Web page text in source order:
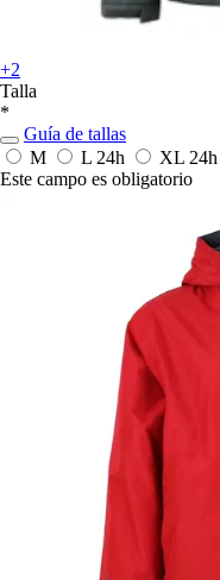
+2
Talla
*
Guía de tallas
M
L 24h XL 24h
Este campo es obligatorio